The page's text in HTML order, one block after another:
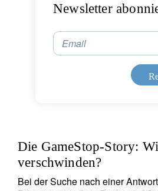
Newsletter
Email
Die GameStop-Story:
verschwinden?
Bei der Suche nach einer